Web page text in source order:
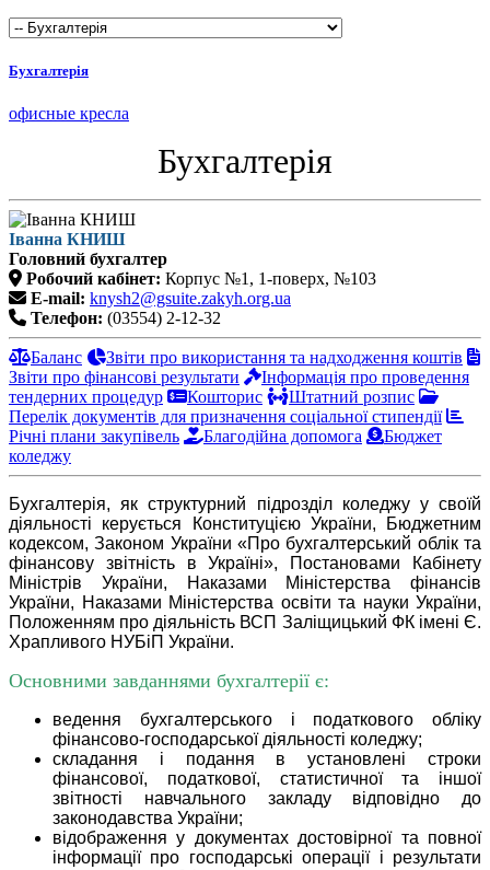
Бухгалтерія
офисные кресла
Бухгалтерія
Іванна КНИШ
Головний бухгалтер
Робочий кабінет: Корпус №1, 1-поверх, №103
E-mail: knysh2@gsuite.zakyh.org.ua
Телефон: (03554) 2-12-32
Баланс
Звіти про використання та надходження коштів
Звіти про фінансові результати
Інформація про проведення
тендерних процедур
Кошторис
Штатний розпис
Перелік документів для призначення соціальної стипендії
Річні плани закупівель
Благодійна допомога
Бюджет
коледжу
Бухгалтерія, як структурний підрозділ коледжу у своїй
діяльності керується Конституцією України, Бюджетним
кодексом, Законом України «Про бухгалтерський облік та
фінансову звітність в Україні», Постановами Кабінету
Міністрів України, Наказами Міністерства фінансів
України, Наказами Міністерства освіти та науки України,
Положенням про діяльність ВСП Заліщицький ФК імені Є.
Храпливого НУБіП України.
Основними завданнями бухгалтерії є:
ведення бухгалтерського і податкового обліку
фінансово-господарської діяльності коледжу;
складання і подання в установлені строки
фінансової, податкової, статистичної та іншої
звітності навчального закладу відповідно до
законодавства України;
відображення у документах достовірної та повної
інформації про господарські операції і результати